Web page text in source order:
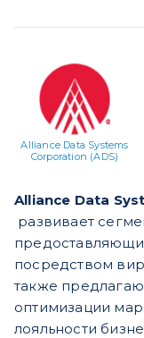
Alliance Data Systems
Corporation (ADS)
Alliance Data
развивает
посредством
также
оптимизации
лояльности